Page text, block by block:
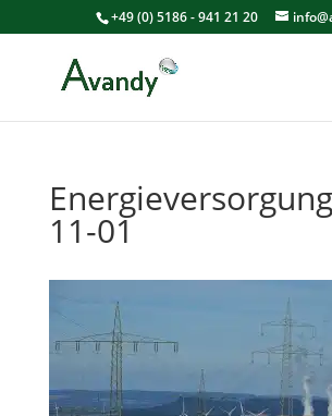
+49 (0) 5186 - 941 21 20
11-01